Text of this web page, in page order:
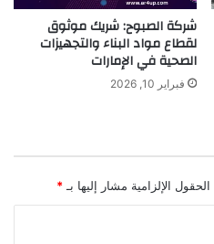
شركة الصبوح: شريك موثوق
لقطاع مواد البناء والتجهيزات
الصحية في الإمارات
فبراير 10, 2026
الحقول الإلزامية مشار إليها بـ *